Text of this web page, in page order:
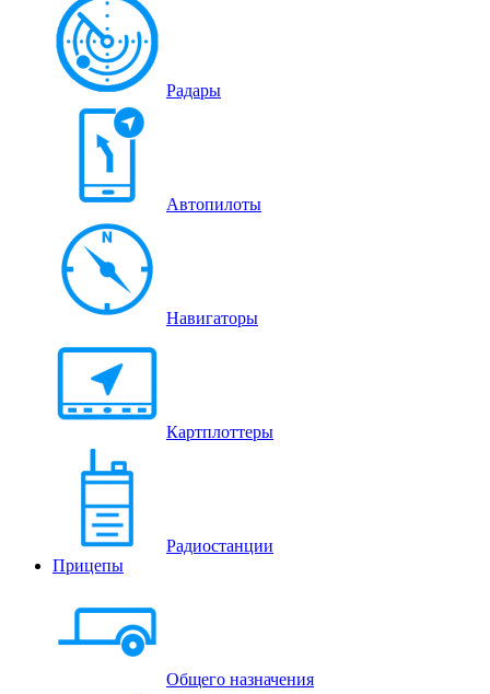
Радары
Автопилоты
Навигаторы
Картплоттеры
Радиостанции
Прицепы
Общего назначения